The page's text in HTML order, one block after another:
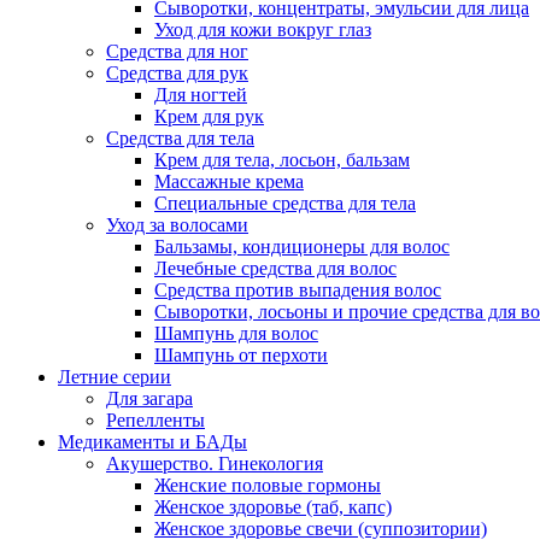
Сыворотки, концентраты, эмульсии для лица
Уход для кожи вокруг глаз
Средства для ног
Средства для рук
Для ногтей
Крем для рук
Средства для тела
Крем для тела, лосьон, бальзам
Массажные крема
Специальные средства для тела
Уход за волосами
Бальзамы, кондиционеры для волос
Лечебные средства для волос
Средства против выпадения волос
Сыворотки, лосьоны и прочие средства для
Шампунь для волос
Шампунь от перхоти
Летние серии
Для загара
Репелленты
Медикаменты и БАДы
Акушерство. Гинекология
Женские половые гормоны
Женское здоровье (таб, капс)
Женское здоровье свечи (суппозитории)